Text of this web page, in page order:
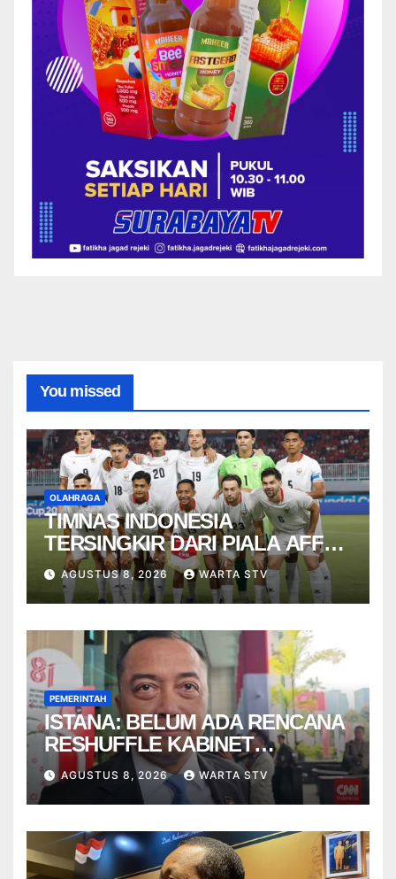
You missed
OLAHRAGA
TIMNAS INDONESIA
TERSINGKIR DARI PIALA AFF
2026
AGUSTUS 8, 2026 WARTA STV
PEMERINTAH
ISTANA: BELUM ADA RENCANA
RESHUFFLE KABINET
AGUSTUS
AGUSTUS 8, 2026 WARTA STV